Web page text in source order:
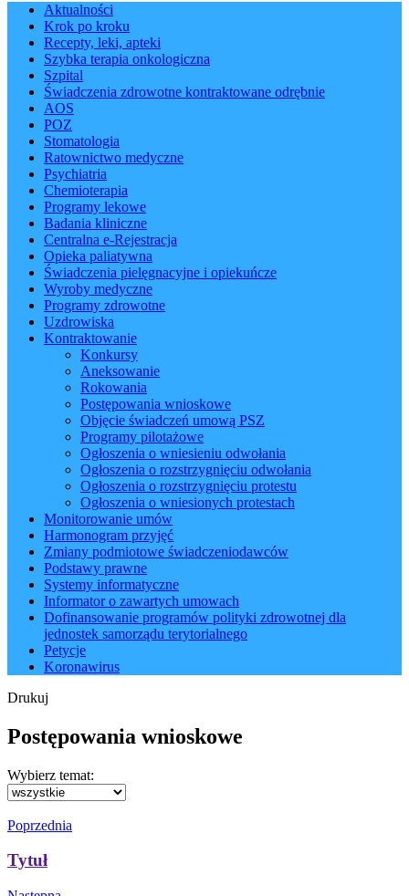
Aktualności
Krok po kroku
Recepty, leki, apteki
Szybka terapia onkologiczna
Szpital
Świadczenia zdrowotne kontraktowane odrębnie
AOS
POZ
Stomatologia
Ratownictwo medyczne
Psychiatria
Chemioterapia
Programy lekowe
Badania kliniczne
Centralna e-Rejestracja
Opieka paliatywna
Świadczenia pielęgnacyjne i opiekuńcze
Wyroby medyczne
Programy zdrowotne
Uzdrowiska
Kontraktowanie
Konkursy
Aneksowanie
Rokowania
Postępowania wnioskowe
Objęcie świadczeń umową PSZ
Programy pilotażowe
Ogłoszenia o wniesieniu odwołania
Ogłoszenia o rozstrzygnięciu odwołania
Ogłoszenia o rozstrzygnięciu protestu
Ogłoszenia o wniesionych protestach
Monitorowanie umów
Harmonogram przyjęć
Zmiany podmiotowe świadczeniodawców
Podstawy prawne
Systemy informatyczne
Informator o zawartych umowach
Dofinansowanie programów polityki zdrowotnej dla
jednostek samorządu terytorialnego
Petycje
Koronawirus
Drukuj
Postępowania wnioskowe
Wybierz temat:
Poprzednia
Tytuł